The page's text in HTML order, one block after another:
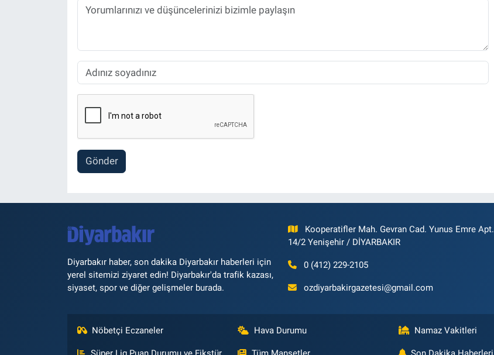
Gönder
Diyarbakır haber, son dakika Diyarbakır haberleri için
yerel sitemizi ziyaret edin! Diyarbakır'da trafik kazası,
siyaset, spor ve diğer gelişmeler burada.
Kooperatifler Mah. Gevran Cad. Yunus Emre Apt.
14/2 Yenişehir / DİYARBAKIR
0 (412) 229-2105
ozdiyarbakirgazetesi@gmail.com
Nöbetçi Eczaneler Hava Durumu Namaz Vakitleri